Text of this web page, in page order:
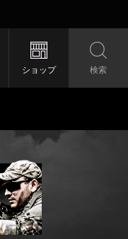
ショップ 検索